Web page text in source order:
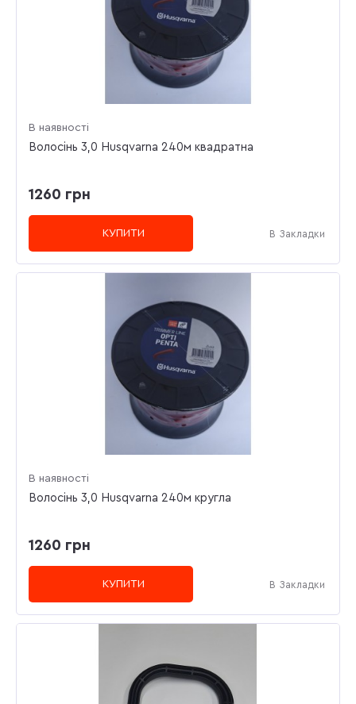
В наявності
Волосінь 3,0 Husqvarna 240м квадратна
1260 грн
КУПИТИ В Закладки
В наявності
Волосінь 3,0 Husqvarna 240м кругла
1260 грн
КУПИТИ В Закладки